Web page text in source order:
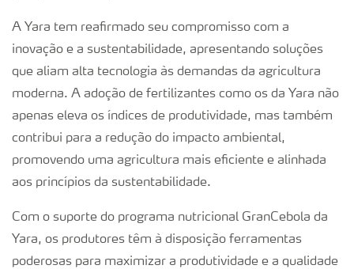
A Yara tem reafirmado seu compromisso com a
inovação e a sustentabilidade, apresentando soluções
que aliam alta tecnologia às demandas da agricultura
moderna. A adoção de fertilizantes como os da Yara não
apenas eleva os índices de produtividade, mas também
contribui para a redução do impacto ambiental,
promovendo uma agricultura mais eficiente e alinhada
aos princípios da sustentabilidade.
Com o suporte do programa nutricional GranCebola da
Yara, os produtores têm à disposição ferramentas
poderosas para maximizar a produtividade e a qualidade